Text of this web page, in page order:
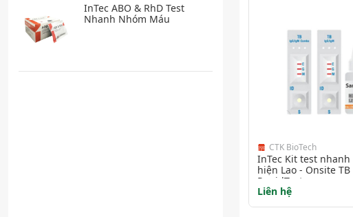
InTec ABO & RhD Test
Nhanh Nhóm Máu
CTK BioTech
InTec Kit test
hiện Lao - Onsite
RapidTest
Liên hệ